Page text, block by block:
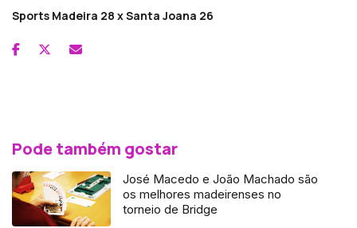
Sports Madeira 28 x Santa Joana 26
Pode também gostar
José Macedo e João Machado são
os melhores madeirenses no
torneio de Bridge